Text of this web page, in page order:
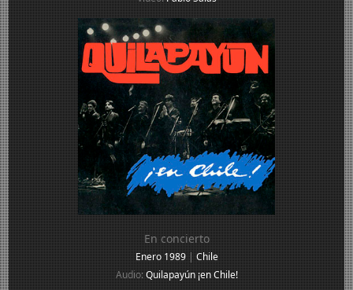
En concierto
Enero 1989|Chile
Audio:Quilapayún ¡en Chile!